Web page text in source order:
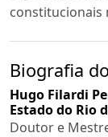
constitucionais
Biografia
Hugo Filardi
Estado do Rio
Doutor e